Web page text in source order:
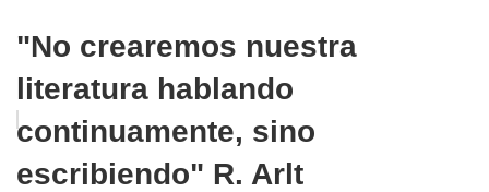
"No crearemos nuestra
literatura hablando
continuamente, sino
escribiendo" R. Arlt